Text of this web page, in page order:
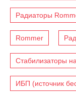
Радиаторы
Rommer
Стабилизаторы
ИБП (источник